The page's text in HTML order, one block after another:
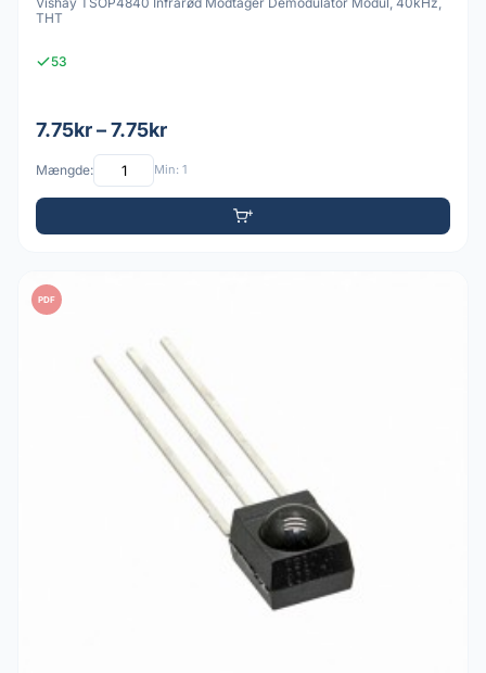
THT
53
7.75kr – 7.75kr
Mængde: Min: 1
PDF